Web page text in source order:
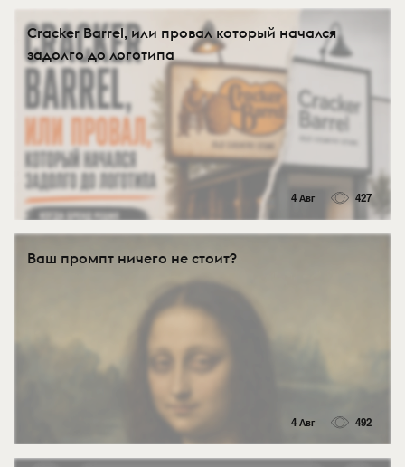
Cracker Barrel, или провал который начался
задолго до логотипа
4 Авг 427
Ваш промпт ничего не стоит?
4 Авг 492